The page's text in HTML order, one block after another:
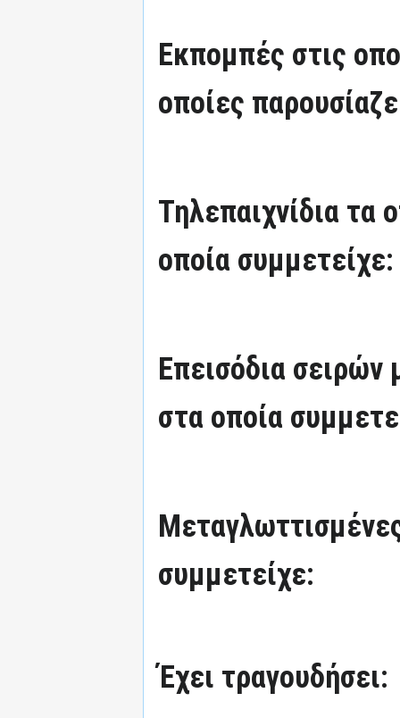
Εκπομπές στις
οποίες
Τηλεπαιχνίδια τα
οποία συμμετείχε:
Επεισόδια
στα οποία
συμμετείχε:
Έχει τραγουδήσει: